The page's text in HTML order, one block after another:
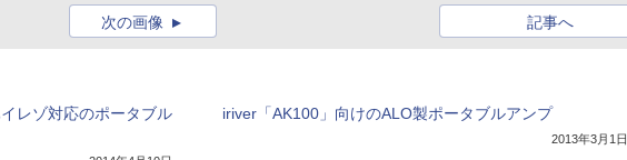
記事へ
次の画像
レゾ対応のポータブル
iriver「AK100」向けのALO製ポータブルアンプ
2013年3月1日